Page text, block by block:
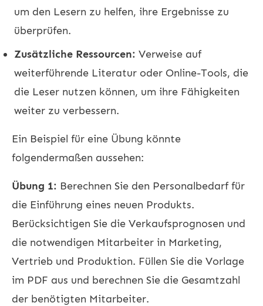
um den Lesern zu helfen, ihre Ergebnisse zu
überprüfen.
Zusätzliche Ressourcen: Verweise auf
weiterführende Literatur oder Online-Tools, die
die Leser nutzen können, um ihre Fähigkeiten
weiter zu verbessern.
Ein Beispiel für eine Übung könnte
folgendermaßen aussehen:
Übung 1: Berechnen Sie den Personalbedarf für
die Einführung eines neuen Produkts.
Berücksichtigen Sie die Verkaufsprognosen und
die notwendigen Mitarbeiter in Marketing,
Vertrieb und Produktion. Füllen Sie die Vorlage
im PDF aus und berechnen Sie die Gesamtzahl
der benötigten Mitarbeiter.